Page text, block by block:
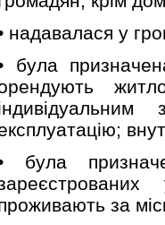
надавалася у
була
була
за